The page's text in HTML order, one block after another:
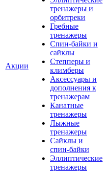
Акции
тренажеры и
орбитреки
Гребные
тренажеры
Спин-байки и
сайклы
Степперы и
климберы
Аксессуары и
дополнения к
тренажерам
Канатные
тренажеры
Лыжные
тренажеры
Сайклы и
спин-байки
Эллиптические
тренажеры